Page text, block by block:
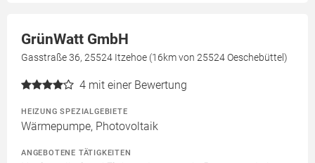
GrünWatt GmbH
Gasstraße 36, 25524 Itzehoe (16km von 25524 Oeschebüttel)
4 mit einer Bewertung
HEIZUNG SPEZIALGEBIETE
Wärmepumpe, Photovoltaik
ANGEBOTENE TÄTIGKEITEN